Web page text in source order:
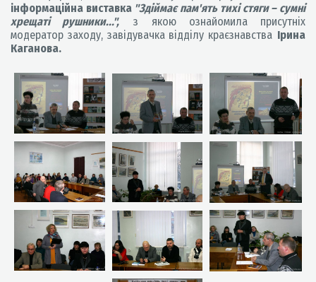
інформаційна виставка "Здіймає пам'ять тихі стяги – сумні
хрещаті рушники...",
з якою ознайомила присутніх
модератор заходу, завідувачка відділу краєзнавства Ірина
Каганова.